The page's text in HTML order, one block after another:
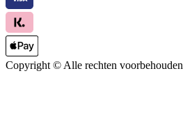
Copyright © Alle rechten voorbehouden